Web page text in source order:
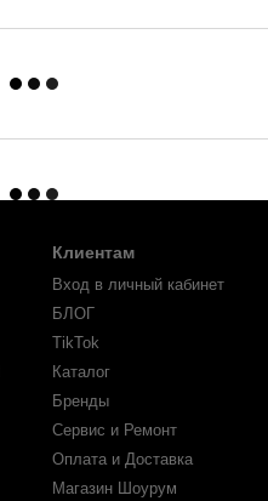
Клиентам
Вход в личный кабинет
БЛОГ
TikTok
Каталог
Бренды
Сервис и Ремонт
Оплата и Доставка
Магазин Шоурум